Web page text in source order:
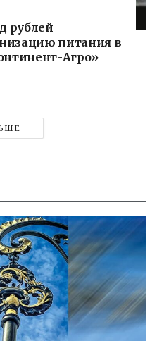
рублей
питания в
Агро»